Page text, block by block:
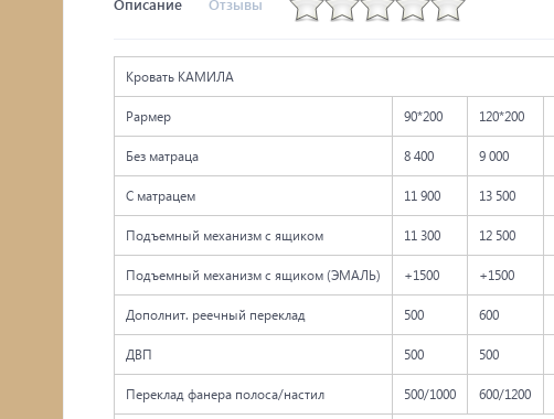
Описание Отзывы
Кровать КАМИЛА
Рармер 90*200 120*200
Без матраца 8 400 9 000
С матрацем 11 900 13 500
Подъемный механизм с ящиком 11 300 12 500
Подъемный механизм с ящиком (ЭМАЛЬ) +1500 +1500
Дополнит. реечный переклад 500 600
ДВП 500 500
Переклад фанера полоса/настил 500/1000 600/1200